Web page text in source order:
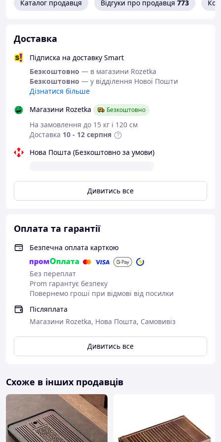
безпечного поділу листа.
Каталог продавця Відгуки про продавця 773
Доставка
Підписка на доставку Smart
Безкоштовно — в магазини Rozetka
Безкоштовно — у відділення Нової Пошти
Дізнатися більше
Магазини Rozetka
Безкоштовно
На замовлення до 15 кг і 120 см
Доставка 10 - 12 серпня
Нова Пошта (Безкоштовно за умови)
Дивитись все
Оплата та гарантії
Безпечна оплата карткою
Без переплат
Prom гарантує безпеку
Повернемо гроші при відмові від посилки
Післяплата
Магазини Rozetka, Нова Пошта, Самовивіз
Дивитись все
Схоже в інших продавців